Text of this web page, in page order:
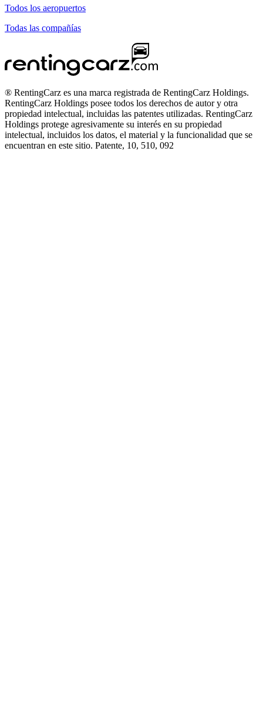
Todos los aeropuertos
Todas las compañías
® RentingCarz es una marca registrada de RentingCarz Holdings.
RentingCarz Holdings posee todos los derechos de autor y otra
propiedad intelectual, incluidas las patentes utilizadas. RentingCarz
Holdings protege agresivamente su interés en su propiedad
intelectual, incluidos los datos, el material y la funcionalidad que se
encuentran en este sitio. Patente, 10, 510, 092